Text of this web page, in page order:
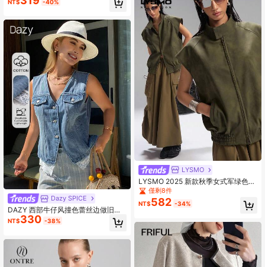
NT$ -40%
Dazy SPICE
DAZY 西部牛仔风撞色蕾丝边做旧宽
松V领无袖休闲牛仔背心，女士款，春
夏款
NT$330 -38%
LYSMO
LYSMO 2025 新款秋季女式军绿色纹
理面料休闲日常立领拉链蝙蝠袖夹
克，适合外出、返校、毕业典礼、街
头风、朋克风、Y2K 和斯德哥尔摩风
僅剩8件
NT$582 -34%